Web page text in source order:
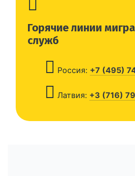
Горячие линии
служб
Россия: +7 (495)
Латвия: +3 (716)